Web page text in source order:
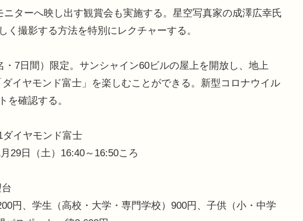
ターへ映し出す観賞会も実施する。星空写真家の成澤広幸氏
撮影する方法を特別にレクチャーする。
7日間）限定。サンシャイン60ビルの屋上を開放し、地上
イヤモンド富士」を楽しむことができる。新型コロナウイル
を確認する。
イヤモンド富士
29日（土）16:40～16:50ころ
円、学生（高校・大学・専門学校）900円、子供（小・中学